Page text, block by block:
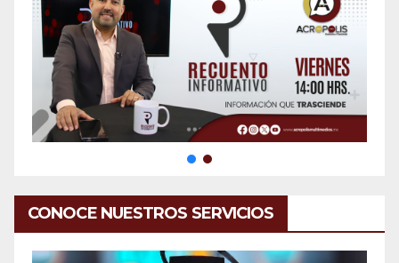
CONOCE NUESTROS SERVICIOS